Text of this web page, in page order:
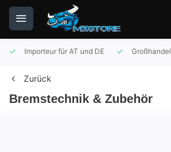
Importeur für AT und DE Großhandel
Zurück
Bremstechnik & Zubehör